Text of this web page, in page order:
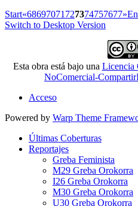
Start«68697071 727374757677»
Switch to Desktop Version
Esta obra está bajo una Licencia
NoComercial-
Acceso
Powered by Warp Theme
Últimas Coberturas
Reportajes
Greba Feminista
M29 Greba Orokorra
I26 Greba Orokorra
M30 Greba Orokorra
U30 Greba Orokorra